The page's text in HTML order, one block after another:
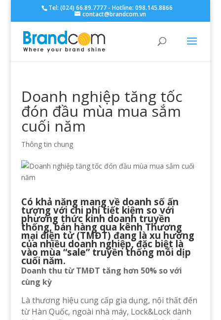
Tel: (024) 66.89.7777 - Hotline: 098.145.8866
contact@brandcom.vn
Doanh nghiệp tăng tốc
đón đầu mùa mua sắm
cuối năm
Thông tin chung
Có khả năng mang về doanh số ấn
tượng với chi phí tiết kiệm so với
phương thức kinh doanh truyền
thống, bán hàng qua kênh Thương
mại điện tử (TMĐT) đang là xu hướng
của nhiều doanh nghiệp, đặc biệt là
vào mùa “sale” truyền thống mỗi dịp
cuối năm.
Doanh thu từ TMĐT tăng hơn 50% so với
cùng kỳ
Là thương hiệu cung cấp gia dụng, nội thất đến
từ Hàn Quốc, ngoài nhà máy, Lock&Lock dành